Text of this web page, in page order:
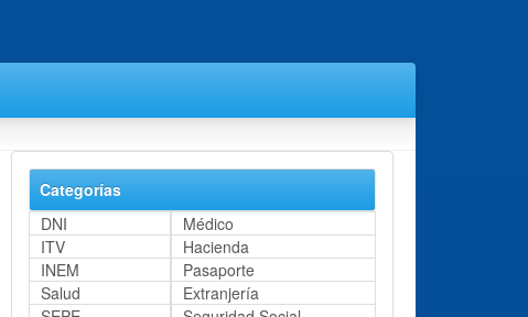
Categorías
DNI
Médico
ITV
Hacienda
INEM
Pasaporte
Salud
Extranjería